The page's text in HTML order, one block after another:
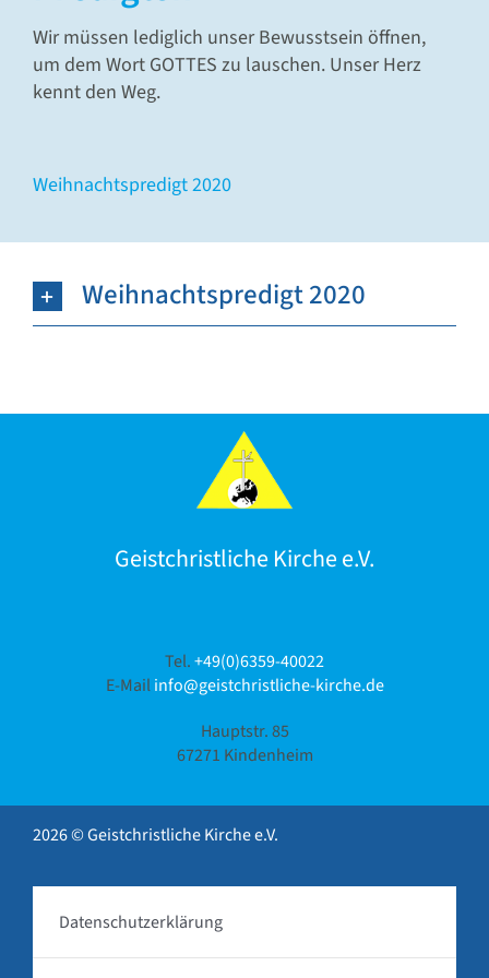
Verlag & Pflegedienst
Wir müssen lediglich unser Bewusstsein öffnen,
um dem Wort GOTTES zu lauschen. Unser Herz
kennt den Weg.
Weihnachtspredigt 2020
Weihnachtspredigt 2020
Geistchristliche Kirche e.V.
Tel.+49(0)6359-40022
E-Mailinfo@geistchristliche-kirche.de
Hauptstr. 85
67271 Kindenheim
2026 © Geistchristliche Kirche e.V.
Datenschutzerklärung